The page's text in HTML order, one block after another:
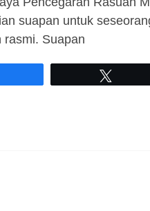
suapan untuk
rasmi. Suapan